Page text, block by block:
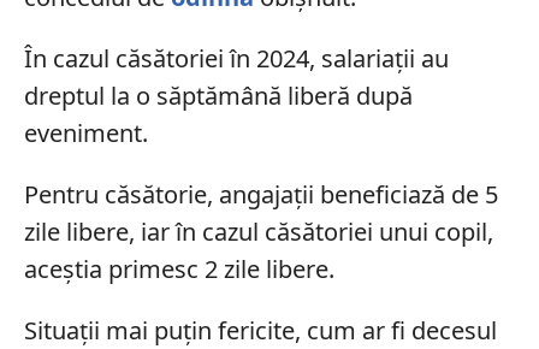
În cazul căsătoriei în 2024, salariații au
dreptul la o săptămână liberă după
eveniment.
Pentru căsătorie, angajații beneficiază de 5
zile libere, iar în cazul căsătoriei unui copil,
aceștia primesc 2 zile libere.
Situații mai puțin fericite, cum ar fi decesul